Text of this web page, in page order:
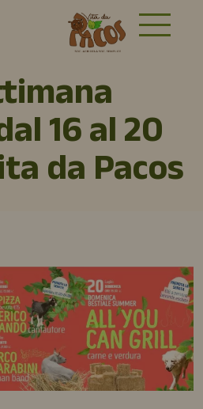
16 al 20
da Pacos